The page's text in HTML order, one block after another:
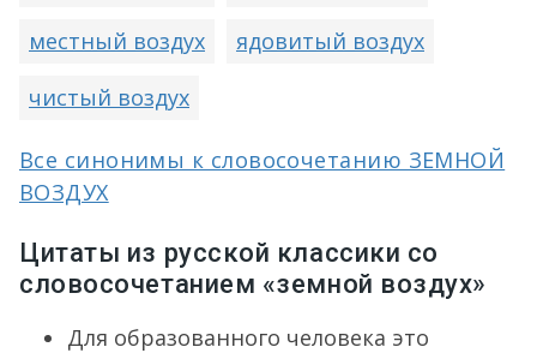
местный воздух
ядовитый воздух
чистый воздух
Все синонимы к словосочетанию ЗЕМНОЙ
ВОЗДУХ
Цитаты из русской классики со
словосочетанием «земной воздух»
Для образованного человека это